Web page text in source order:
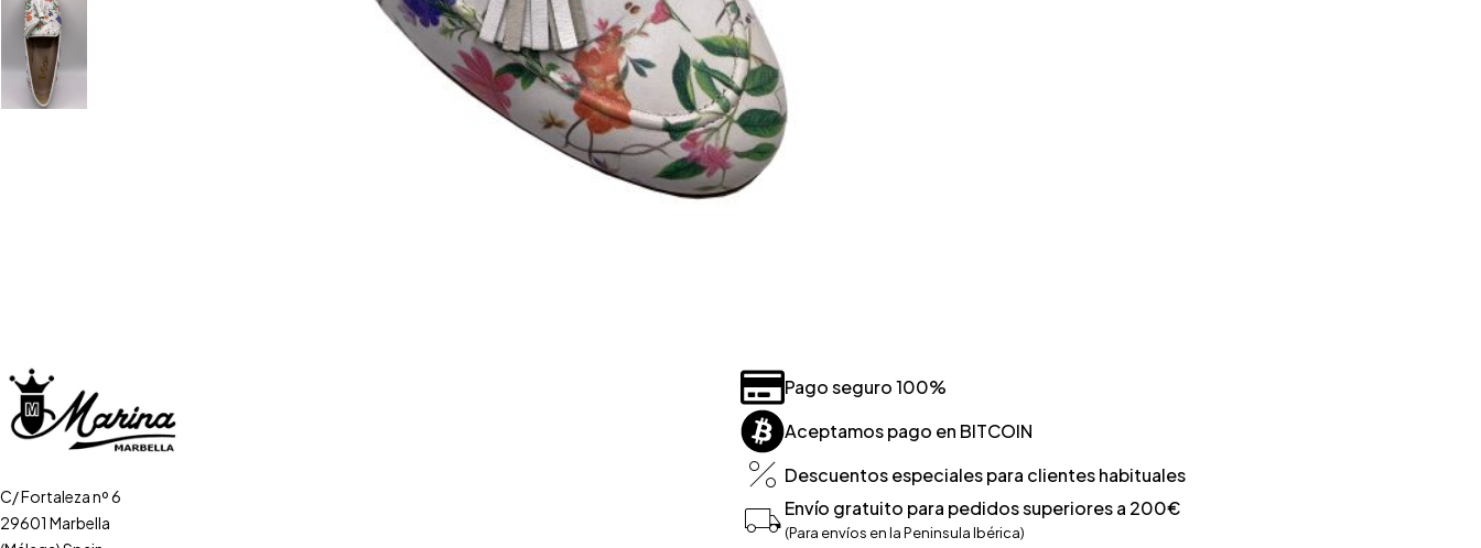
C/ Fortaleza nº 6
29601 Marbella
Pago seguro 100%
Aceptamos pago en BITCOIN
Descuentos especiales para clientes habituales
Envío gratuito para pedidos superiores a 200€
(Para envíos en la Peninsula Ibérica)